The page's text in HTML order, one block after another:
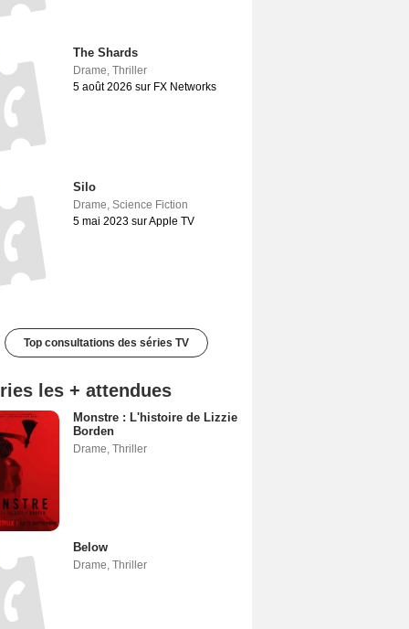
The Shards
Drame, Thriller
5 août 2026 sur FX Networks
Silo
Drame, Science Fiction
5 mai 2023 sur Apple TV
Top consultations des séries TV
les + attendues
Monstre : L'histoire de Lizzie
Borden
Drame, Thriller
Below
Drame, Thriller